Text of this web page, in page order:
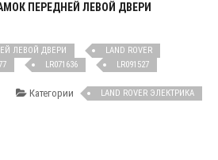
ЗАМОК ПЕРЕДНЕЙ ЛЕВОЙ ДВЕРИ
ЛЕВОЙ ДВЕРИ
LAND ROVER
LR071636
LR091527
Категории LAND ROVER ЭЛЕКТРИКА